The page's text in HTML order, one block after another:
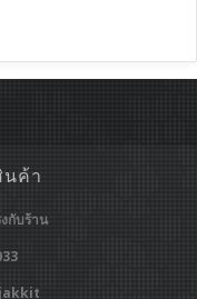
ค้า
กับร้าน